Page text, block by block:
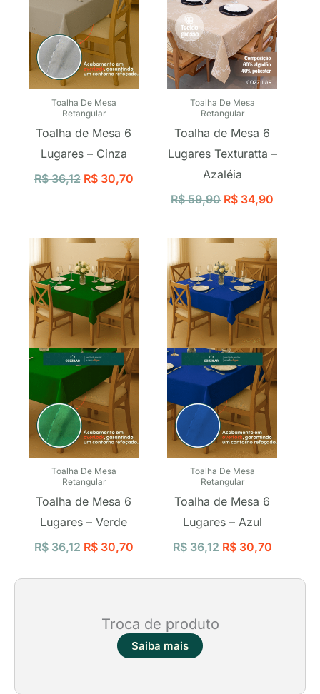
Toalha De Mesa
Retangular
Toalha de Mesa 6
Lugares – Cinza
R$36,12 R$30,70
Toalha De Mesa
Retangular
Toalha de Mesa 6
Lugares Texturatta –
Azaléia
R$59,90 R$ 34,90
Toalha De Mesa
Retangular
Toalha de Mesa 6
Lugares – Verde
R$36,12
O
preço
original
era:
R$ 36,12.
R$30,70
O
preço
atual
é:
R$ 30,70.
Toalha De Mesa
Retangular
Toalha de Mesa 6
Lugares – Azul
R$36,12
O
preço
original
era:
R$ 36,12.
R$30,70
O
preço
atual
é:
R$
Troca de produto
Saiba mais